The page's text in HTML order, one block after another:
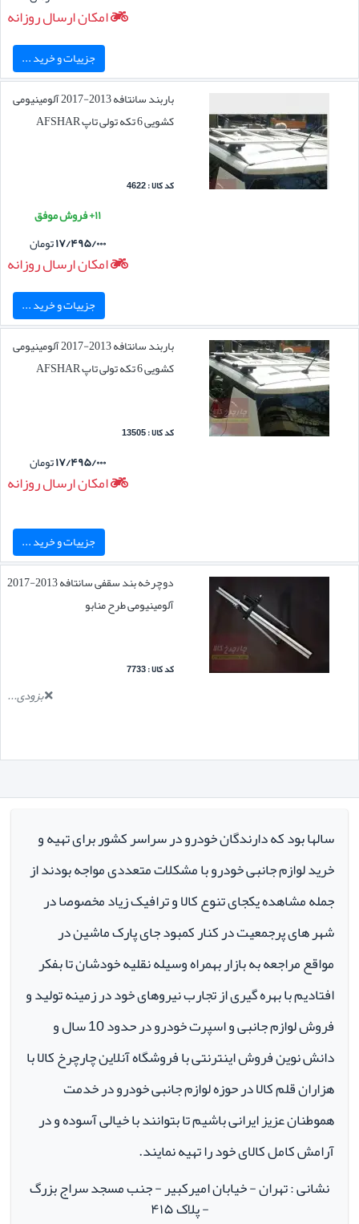
امکان ارسال روزانه
جزییات و خرید ...
باربند سانتافه 2013-2017 آلومینیومی
کشویی 6 تکه تولی تاپ AFSHAR
کد کالا : 4622
۱۱+ فروش موفق
۱۷/۴۹۵/۰۰۰تومان
امکان ارسال روزانه
جزییات و خرید ...
باربند سانتافه 2013-2017 آلومینیومی
کشویی 6 تکه تولی تاپ AFSHAR
کد کالا : 13505
۱۷/۴۹۵/۰۰۰تومان
امکان ارسال روزانه
جزییات و خرید ...
دوچرخه بند سقفی سانتافه 2013-2017
آلومینیومی طرح منابو
کد کالا : 7733
بزودی...
سالها بود که دارندگان خودرو در سراسر کشور برای تهیه و
خرید لوازم جانبی خودرو با مشکلات متعددی مواجه بودند از
جمله مشاهده یکجای تنوع کالا و ترافیک زیاد مخصوصا در
شهر های پرجمعیت در کنار کمبود جای پارک ماشین در
مواقع مراجعه به بازار بهمراه وسیله نقلیه خودشان تا بفکر
افتادیم با بهره گیری از تجارب نیروهای خود در زمینه تولید و
فروش لوازم جانبی و اسپرت خودرو در حدود 10 سال و
دانش نوین فروش اینترنتی با فروشگاه آنلاین چارچرخ کالا با
هزاران قلم کالا در حوزه لوازم جانبی خودرو در خدمت
هموطنان عزیز ایرانی باشیم تا بتوانند با خیالی آسوده و در
آرامش کامل کالای خود را تهیه نمایند.
نشانی : تهران - خیابان امیرکبیر - جنب مسجد سراج بزرگ
- پلاک ۴۱۵